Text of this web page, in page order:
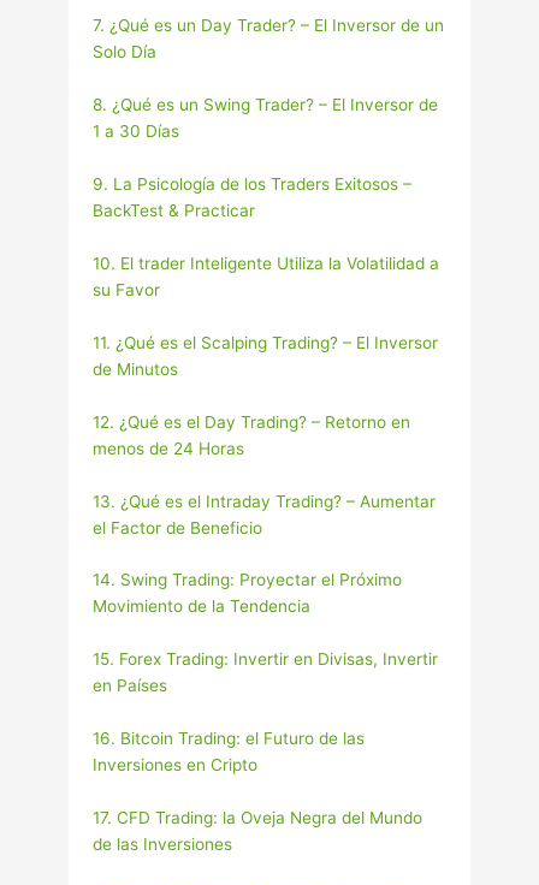
7. ¿Qué es un Day Trader? – El Inversor de un
Solo Día
8. ¿Qué es un Swing Trader? – El Inversor de
1 a 30 Dí­as
9. La Psicologí­a de los Traders Exitosos –
BackTest & Practicar
10. El trader Inteligente Utiliza la Volatilidad a
su Favor
11. ¿Qué es el Scalping Trading? – El Inversor
de Minutos
12. ¿Qué es el Day Trading? – Retorno en
menos de 24 Horas
13. ¿Qué es el Intraday Trading? – Aumentar
el Factor de Beneficio
14. Swing Trading: Proyectar el Próximo
Movimiento de la Tendencia
15. Forex Trading: Invertir en Divisas, Invertir
en Paí­ses
16. Bitcoin Trading: el Futuro de las
Inversiones en Cripto
17. CFD Trading: la Oveja Negra del Mundo
de las Inversiones